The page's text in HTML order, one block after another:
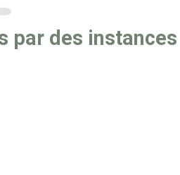
par des instances